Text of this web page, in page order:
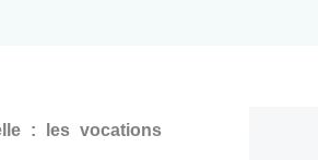
: les vocations